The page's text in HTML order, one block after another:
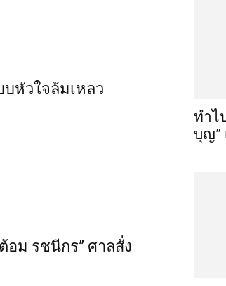
บหัวใจล้มเหลว
อม รชนีกร” ศาลสั่ง
ทำไ
บุญ”